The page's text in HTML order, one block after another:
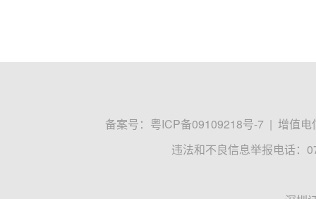
备案号： 粤ICP备09109218号-7 | 增值电
违法和不良信息举报电话：